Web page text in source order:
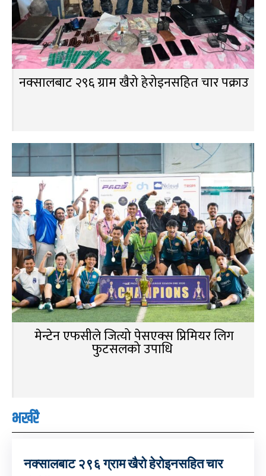
नक्सालबाट २९६ ग्राम खैरो हेरोइनसहित चार पक्राउ
मेन्टेन एफसीले जित्यो पेसएक्स प्रिमियर लिग
फुटसलको उपाधि
भर्खरै
नक्सालबाट २९६ ग्राम खैरो हेरोइनसहित चार